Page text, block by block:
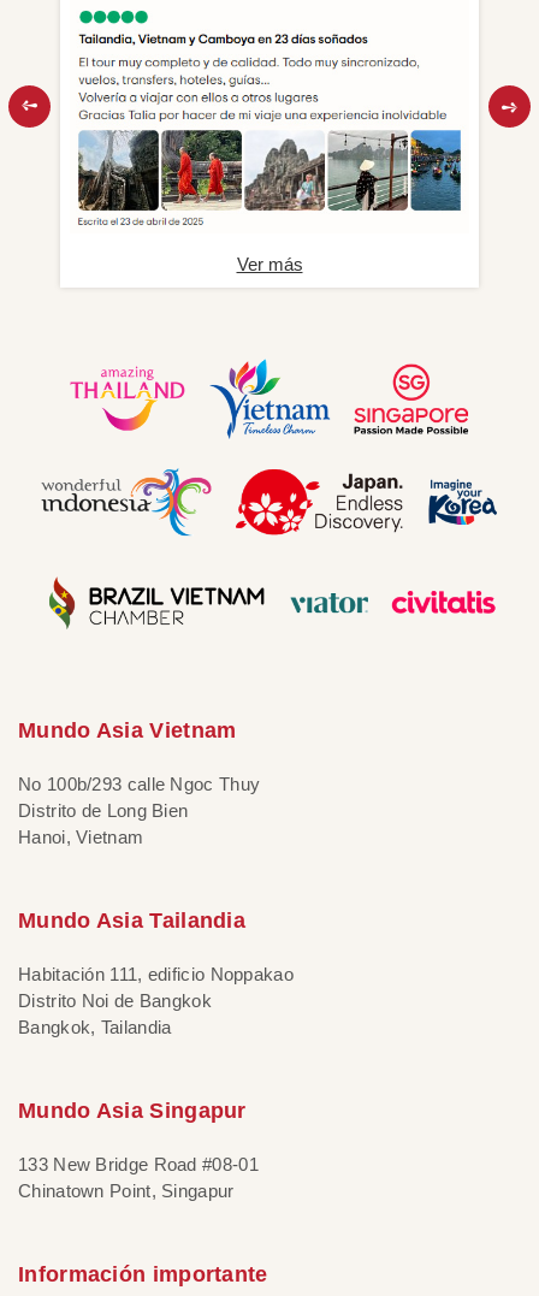
Ver más
Mundo Asia Vietnam
No 100b/293 calle Ngoc Thuy
Distrito de Long Bien
Hanoi, Vietnam
Mundo Asia Tailandia
Habitación 111, edificio Noppakao
Distrito Noi de Bangkok
Bangkok, Tailandia
Mundo Asia Singapur
133 New Bridge Road #08-01
Chinatown Point, Singapur
Información importante